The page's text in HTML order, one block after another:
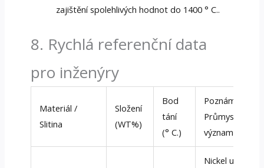
zajištění spolehlivých hodnot do 1400 ° C..
8. Rychlá referenční data
pro inženýry
Materiál /
Slitina
Složení
(WT%)
Bod
tání
(° C.)
Poznámky /
Průmyslový
význam
Nickel ultra-